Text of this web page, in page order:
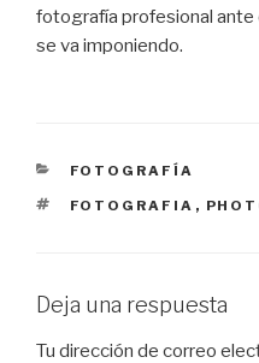
fotografía profesional
se va imponiendo.
CATEGORÍAS
FOTOGRAFÍA
ETIQUETAS
FOTOGRAFIA ,
Deja una respuesta
Tu dirección de correo